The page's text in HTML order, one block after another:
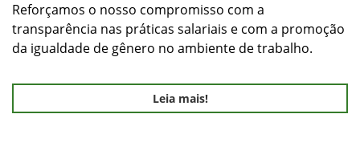
Reforçamos o nosso compromisso com a
transparência nas práticas salariais e com a promoção
da igualdade de gênero no ambiente de trabalho.
Leia mais!